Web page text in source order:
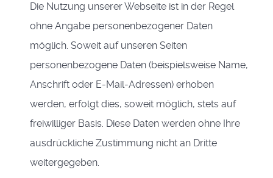
Die Nutzung unserer Webseite ist in der Regel
ohne Angabe personenbezogener Daten
möglich. Soweit auf unseren Seiten
personenbezogene Daten (beispielsweise Name,
Anschrift oder E-Mail-Adressen) erhoben
werden, erfolgt dies, soweit möglich, stets auf
freiwilliger Basis. Diese Daten werden ohne Ihre
ausdrückliche Zustimmung nicht an Dritte
weitergegeben.